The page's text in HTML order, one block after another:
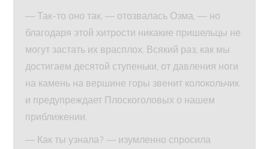
— Так-то оно так, — отозвалась Озма, — но
благодаря этой хитрости никакие пришельцы не
могут застать их врасплох. Всякий раз, как мы
достигаем десятой ступеньки, от давления ноги
на камень на вершине горы звенит колокольчик
и предупреждает Плоскоголовых о нашем
приближении.
— Как ты узнала? — изумленно спросила